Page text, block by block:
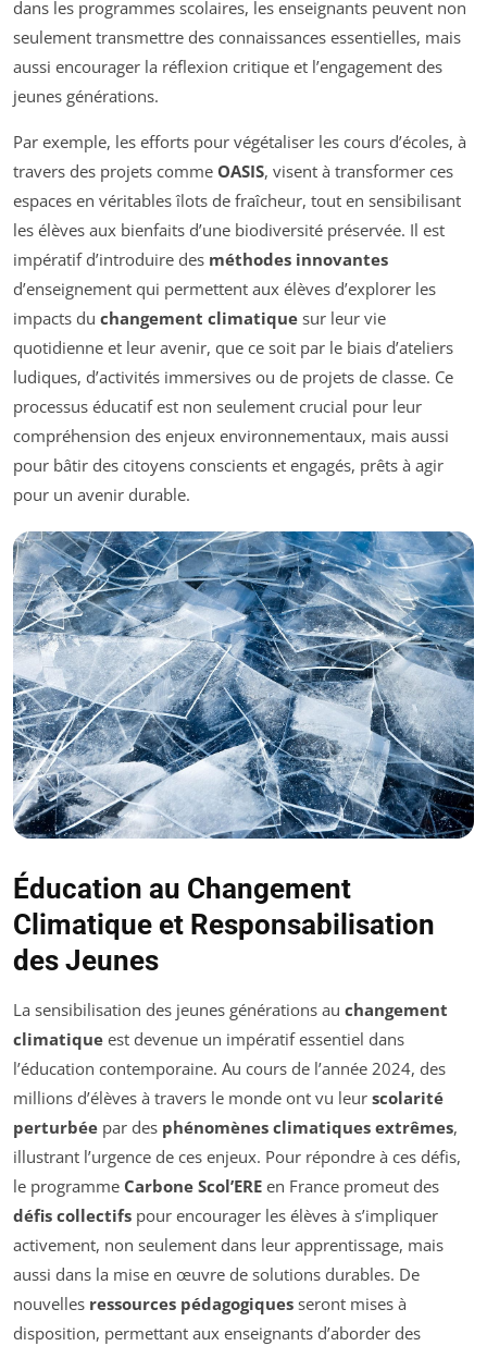
dans les programmes scolaires, les enseignants peuvent non
seulement transmettre des connaissances essentielles, mais
aussi encourager la réflexion critique et l’engagement des
jeunes générations.
Par exemple, les efforts pour végétaliser les cours d’écoles, à
travers des projets comme OASIS, visent à transformer ces
espaces en véritables îlots de fraîcheur, tout en sensibilisant
les élèves aux bienfaits d’une biodiversité préservée. Il est
impératif d’introduire des méthodes innovantes
d’enseignement qui permettent aux élèves d’explorer les
impacts du changement climatique sur leur vie
quotidienne et leur avenir, que ce soit par le biais d’ateliers
ludiques, d’activités immersives ou de projets de classe. Ce
processus éducatif est non seulement crucial pour leur
compréhension des enjeux environnementaux, mais aussi
pour bâtir des citoyens conscients et engagés, prêts à agir
pour un avenir durable.
Éducation au Changement
Climatique et Responsabilisation
des Jeunes
La sensibilisation des jeunes générations au changement
climatique est devenue un impératif essentiel dans
l’éducation contemporaine. Au cours de l’année 2024, des
millions d’élèves à travers le monde ont vu leur scolarité
perturbée par des phénomènes climatiques extrêmes,
illustrant l’urgence de ces enjeux. Pour répondre à ces défis,
le programme Carbone Scol’ERE en France promeut des
défis collectifs pour encourager les élèves à s’impliquer
activement, non seulement dans leur apprentissage, mais
aussi dans la mise en œuvre de solutions durables. De
nouvelles ressources pédagogiques seront mises à
disposition, permettant aux enseignants d’aborder des